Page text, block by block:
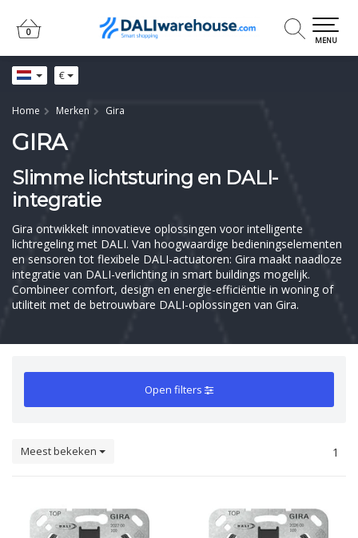
€
0
0
MENU
Home Merken Gira
GIRA
Slimme lichtsturing en DALI-
integratie
Gira ontwikkelt innovatieve oplossingen voor intelligente
lichtregeling met DALI. Van hoogwaardige bedieningselementen
en sensoren tot flexibele DALI-actuatoren: Gira maakt naadloze
integratie van DALI-verlichting in smart buildings mogelijk.
Combineer comfort, design en energie-efficiëntie in woning of
utiliteit met de betrouwbare DALI-oplossingen van Gira.
Open filters
Meest bekeken 1